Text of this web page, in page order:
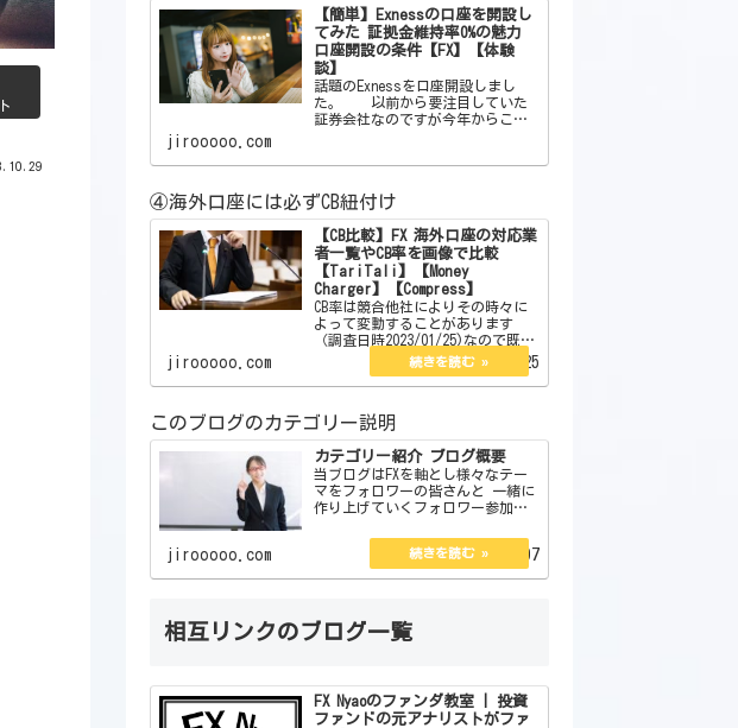
【簡単】Exnessの口座を開設し
てみた 証拠金維持率0%の魅力
口座開設の条件【FX】【体験
談】
話題のExnessを口座開設しまし
た。 以前から要注目していた
証券会社なのですが今年からここ
せん。しかしそれを補う魅力が沢
と思います。 【簡単
jirooooo.com
④海外口座には必ずCB紐付け
【CB比較】FX 海外口座の対応業
者一覧やCB率を画像で比較
【TariTali】【Money
Charger】【Compress】
CB率は競合他社によりその時々に
よって変動することがあります
（調査日時2023/01/25)なので既存
のCB率が少し低い、または高いか
らと言ってずっとそのままという
訳でもありません。今現在は口座
の3つのCB率…
jirooooo.com 2023.01.25
このブログのカテゴリー説明
カテゴリー紹介 ブログ概要
当ブログはFXを軸とし様々なテー
マをフォロワーの皆さんと 一緒に
作り上げていくフォロワー参加型
関するもので 企画、体験談、私
見、紹介、大喜利と 1分で読める
コラム＆エッセイがあります。
jirooooo.com 2022.08.07
相互リンクのブログ一覧
FX Nyaoのファンダ教室 | 投資
ファンドの元アナリストがファ